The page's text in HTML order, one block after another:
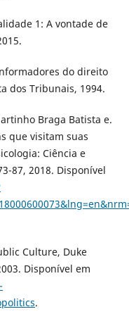
1: A vontade de
do direito
dos Tribunais, 1994.
Braga Batista e.
que visitam suas
Ciência e
87, 2018. Disponível
Culture, Duke
Disponível em
.